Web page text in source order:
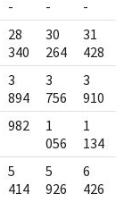
- - -
28
340
30
264
31
428
3
894
3
756
3
910
982
1
056
1
134
5
414
5
926
6
426